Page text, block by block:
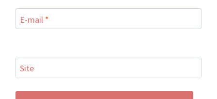
E-mail *
Site